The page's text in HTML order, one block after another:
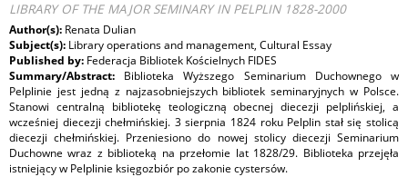
LIBRARY OF THE MAJOR SEMINARY IN PELPLIN 1828-2000
Author(s): Renata Dulian
Subject(s): Library operations and management, Cultural Essay
Published by: Federacja Bibliotek Kościelnych FIDES
Summary/Abstract: Biblioteka Wyższego Seminarium Duchownego w
Pelplinie jest jedną z najzasobniejszych bibliotek seminaryjnych w Polsce.
Stanowi centralną bibliotekę teologiczną obecnej diecezji pelplińskiej, a
wcześniej diecezji chełmińskiej. 3 sierpnia 1824 roku Pelplin stał się stolicą
diecezji chełmińskiej. Przeniesiono do nowej stolicy diecezji Seminarium
Duchowne wraz z biblioteką na przełomie lat 1828/29. Biblioteka przejęła
istniejący w Pelplinie księgozbiór po zakonie cystersów.